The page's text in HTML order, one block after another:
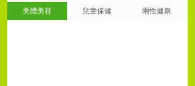
美體美容 兒童保健 兩性健康